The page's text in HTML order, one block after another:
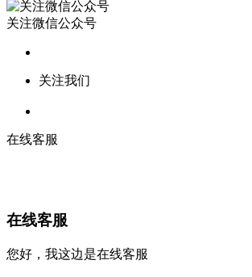
关注微信公众号
关注我们
在线客服
在线客服
您好，我这边是在线客服